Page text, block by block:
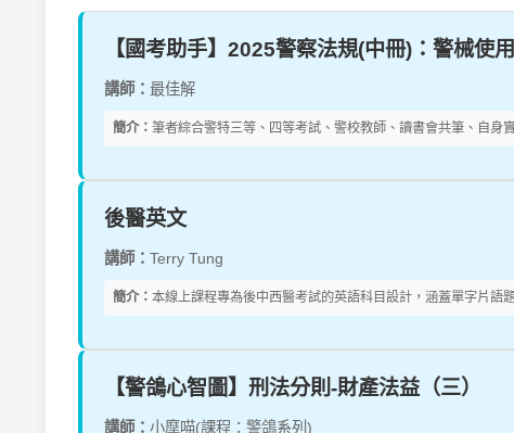
【國考助手】2025警察法規(中冊)：警械使
講師： 最佳解
簡介： 筆者綜合警特三等、四等考試、警校教師、讀書會共筆、自身
後醫英文
講師： Terry Tung
簡介： 本線上課程專為後中西醫考試的英語科目設計，涵蓋單字片語
【警鴿心智圖】刑法分則-財產法益（三）
講師： 小摩喵(課程：警鴿系列)